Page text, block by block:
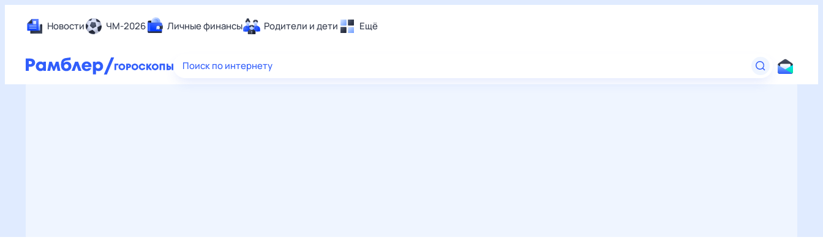
Новости ЧМ-2026 Личные финансы Родители и дети Ещё
Еда
Поиск по интернету